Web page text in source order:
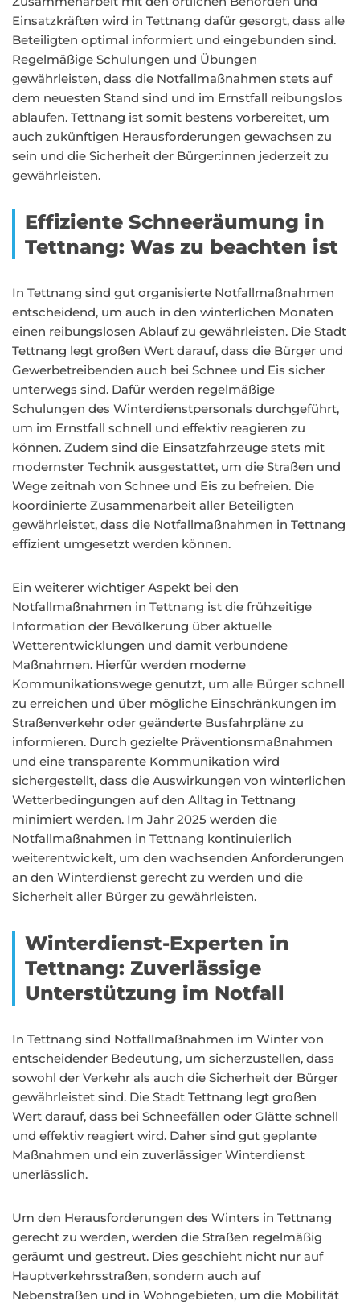
Einsatzkräften wird in Tettnang dafür gesorgt, dass alle
Beteiligten optimal informiert und eingebunden sind.
Regelmäßige Schulungen und Übungen
gewährleisten, dass die Notfallmaßnahmen stets auf
dem neuesten Stand sind und im Ernstfall reibungslos
ablaufen. Tettnang ist somit bestens vorbereitet, um
auch zukünftigen Herausforderungen gewachsen zu
sein und die Sicherheit der Bürger:innen jederzeit zu
gewährleisten.
Effiziente Schneeräumung in
Tettnang: Was zu beachten ist
In Tettnang sind gut organisierte Notfallmaßnahmen
entscheidend, um auch in den winterlichen Monaten
einen reibungslosen Ablauf zu gewährleisten. Die Stadt
Tettnang legt großen Wert darauf, dass die Bürger und
Gewerbetreibenden auch bei Schnee und Eis sicher
unterwegs sind. Dafür werden regelmäßige
Schulungen des Winterdienstpersonals durchgeführt,
um im Ernstfall schnell und effektiv reagieren zu
können. Zudem sind die Einsatzfahrzeuge stets mit
modernster Technik ausgestattet, um die Straßen und
Wege zeitnah von Schnee und Eis zu befreien. Die
koordinierte Zusammenarbeit aller Beteiligten
gewährleistet, dass die Notfallmaßnahmen in Tettnang
effizient umgesetzt werden können.
Ein weiterer wichtiger Aspekt bei den
Notfallmaßnahmen in Tettnang ist die frühzeitige
Information der Bevölkerung über aktuelle
Wetterentwicklungen und damit verbundene
Maßnahmen. Hierfür werden moderne
Kommunikationswege genutzt, um alle Bürger schnell
zu erreichen und über mögliche Einschränkungen im
Straßenverkehr oder geänderte Busfahrpläne zu
informieren. Durch gezielte Präventionsmaßnahmen
und eine transparente Kommunikation wird
sichergestellt, dass die Auswirkungen von winterlichen
Wetterbedingungen auf den Alltag in Tettnang
minimiert werden. Im Jahr 2025 werden die
Notfallmaßnahmen in Tettnang kontinuierlich
weiterentwickelt, um den wachsenden Anforderungen
an den Winterdienst gerecht zu werden und die
Sicherheit aller Bürger zu gewährleisten.
Winterdienst-Experten in
Tettnang: Zuverlässige
Unterstützung im Notfall
In Tettnang sind Notfallmaßnahmen im Winter von
entscheidender Bedeutung, um sicherzustellen, dass
sowohl der Verkehr als auch die Sicherheit der Bürger
gewährleistet sind. Die Stadt Tettnang legt großen
Wert darauf, dass bei Schneefällen oder Glätte schnell
und effektiv reagiert wird. Daher sind gut geplante
Maßnahmen und ein zuverlässiger Winterdienst
unerlässlich.
Um den Herausforderungen des Winters in Tettnang
gerecht zu werden, werden die Straßen regelmäßig
geräumt und gestreut. Dies geschieht nicht nur auf
Hauptverkehrsstraßen, sondern auch auf
Nebenstraßen und in Wohngebieten, um die Mobilität